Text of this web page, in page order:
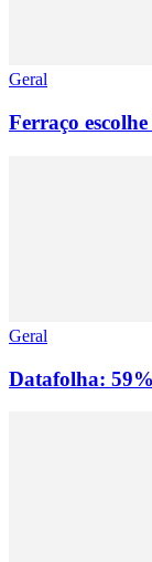
Geral
Ferraço
Geral
Datafolha: